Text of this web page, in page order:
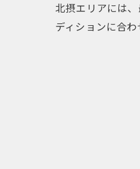
北摂エリアには
ディションに合